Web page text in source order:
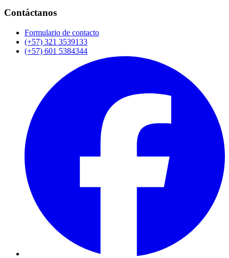
Contáctanos
Formulario de contacto
(+57) 321 3539133
(+57) 601 5384344